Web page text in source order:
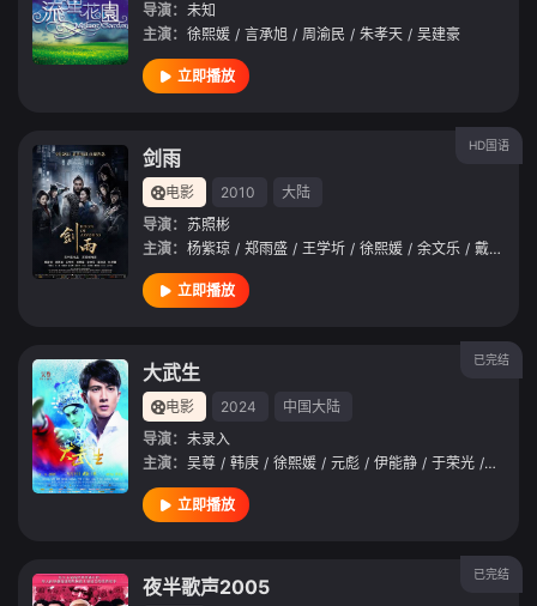
导演： 未知
主演： 徐熙媛 / 言承旭 / 周渝民 / 朱孝天 / 吴建豪
立即播放
HD国语
剑雨
电影 2010
大陆
导演： 苏照彬
主演： 杨紫琼 / 郑雨盛 / 王学圻 / 徐熙媛 / 余文乐 / 戴立忍
立即播放
已完结
大武生
电影 2024
中国大陆
导演： 未录入
主演： 吴尊 / 韩庚 / 徐熙媛 / 元彪 / 伊能静 / 于荣光 / 刘谦
立即播放
已完结
夜半歌声2005